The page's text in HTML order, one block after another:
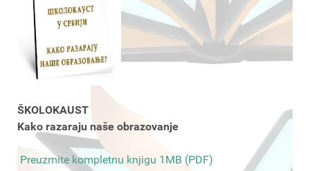
ŠKOLOKAUST
Kako razaraju naše obrazovanje
Preuzmite kompletnu knjigu 1MB (PDF)